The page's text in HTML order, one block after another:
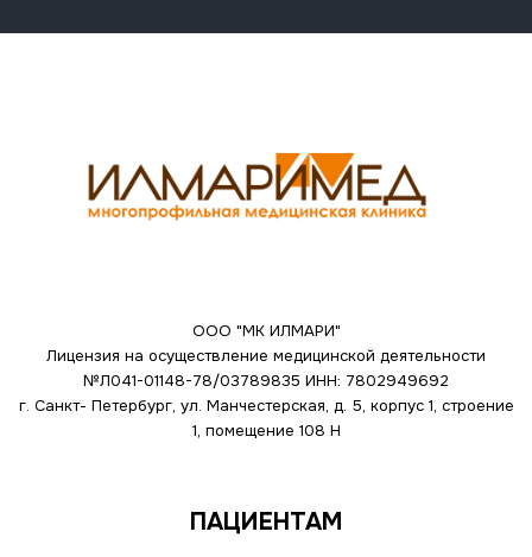
ООО "МК ИЛМАРИ"
Лицензия на осуществление медицинской деятельности
№Л041-01148-78/03789835 ИНН: 7802949692
г. Санкт- Петербург, ул. Манчестерская, д. 5, корпус 1, строение
1, помещение 108 Н
ПАЦИЕНТАМ